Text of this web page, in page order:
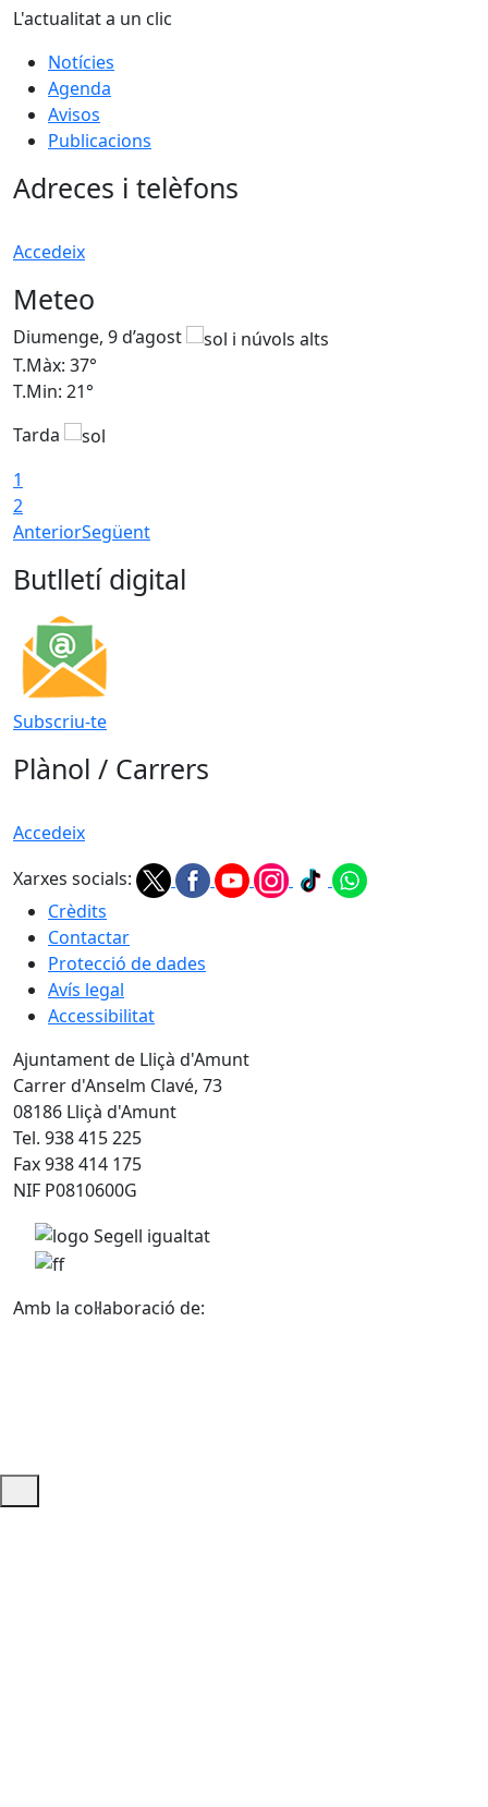
L'actualitat a un clic
Notícies
Agenda
Avisos
Publicacions
Adreces i telèfons
Accedeix
Meteo
Diumenge, 9 d’agost
T.Màx: 37°
T.Min: 21°
Tarda
1
2
AnteriorSegüent
Butlletí digital
Subscriu-te
Plànol / Carrers
Accedeix
Xarxes socials:
Crèdits
Contactar
Protecció de dades
Avís legal
Accessibilitat
Ajuntament de Lliçà d'Amunt
Carrer d'Anselm Clavé, 73
08186 Lliçà d'Amunt
Tel. 938 415 225
Fax 938 414 175
NIF P0810600G
Amb la col·laboració de: